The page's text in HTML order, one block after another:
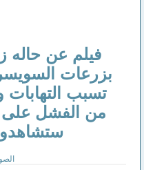
فيلم عن حاله
بزرعات
تسبب التهابات
من الفشل على